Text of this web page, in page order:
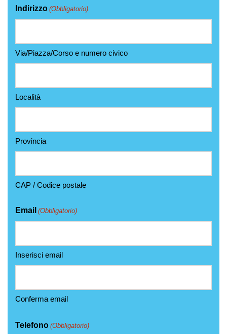
Indirizzo (Obbligatorio)
Via/Piazza/Corso e numero civico
Località
Provincia
CAP / Codice postale
Email (Obbligatorio)
Inserisci email
Conferma email
Telefono (Obbligatorio)